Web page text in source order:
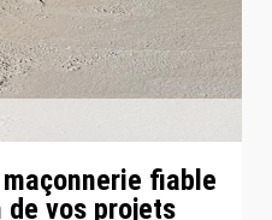
fiable
vos projets